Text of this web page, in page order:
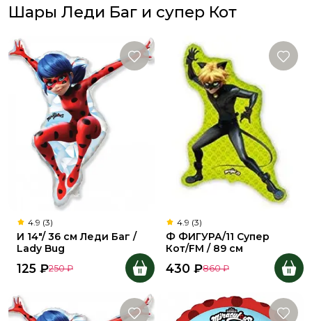
Шары Леди Баг и супер Кот
4.9 (3)
И 14"/ 36 см Леди Баг /
Lady Bug
125 ₽250 ₽
4.9 (3)
Ф ФИГУРА/11 Супер
Кот/FM / 89 см
430 ₽860 ₽